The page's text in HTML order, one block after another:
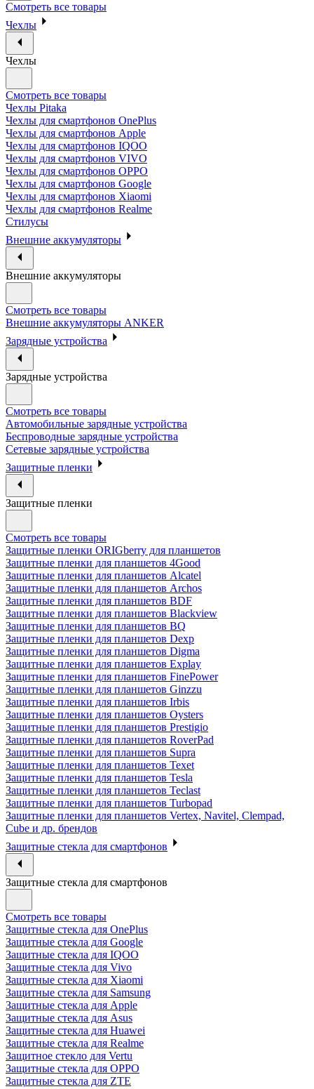
Смотреть все товары
Чехлы
Чехлы
Смотреть все товары
Чехлы Pitaka
Чехлы для смартфонов OnePlus
Чехлы для смартфонов Apple
Чехлы для смартфонов IQOO
Чехлы для смартфонов VIVO
Чехлы для смартфонов OPPO
Чехлы для смартфонов Google
Чехлы для смартфонов Xiaomi
Чехлы для смартфонов Realme
Стилусы
Внешние аккумуляторы
Внешние аккумуляторы
Смотреть все товары
Внешние аккумуляторы ANKER
Зарядные устройства
Зарядные устройства
Смотреть все товары
Автомобильные зарядные устройства
Беспроводные зарядные устройства
Сетевые зарядные устройства
Защитные пленки
Защитные пленки
Смотреть все товары
Защитные пленки ORIGberry для планшетов
Защитные пленки для планшетов 4Good
Защитные пленки для планшетов Alcatel
Защитные пленки для планшетов Archos
Защитные пленки для планшетов BDF
Защитные пленки для планшетов Blackview
Защитные пленки для планшетов BQ
Защитные пленки для планшетов Dexp
Защитные пленки для планшетов Digma
Защитные пленки для планшетов Explay
Защитные пленки для планшетов FinePower
Защитные пленки для планшетов Ginzzu
Защитные пленки для планшетов Irbis
Защитные пленки для планшетов Oysters
Защитные пленки для планшетов Prestigio
Защитные пленки для планшетов RoverPad
Защитные пленки для планшетов Supra
Защитные пленки для планшетов Texet
Защитные пленки для планшетов Tesla
Защитные пленки для планшетов Teclast
Защитные пленки для планшетов Turbopad
Защитные пленки для планшетов Vertex, Navitel, Clempad,
Cube и др. брендов
Защитные стекла для смартфонов
Защитные стекла для смартфонов
Смотреть все товары
Защитные стекла для OnePlus
Защитные стекла для Google
Защитные стекла для IQOO
Защитные стекла для Vivo
Защитные стекла для Xiaomi
Защитные стекла для Samsung
Защитные стекла для Apple
Защитные стекла для Asus
Защитные стекла для Huawei
Защитные стекла для Realme
Защитное стекло для Vertu
Защитные стекла для OPPO
Защитные стекла для ZTE